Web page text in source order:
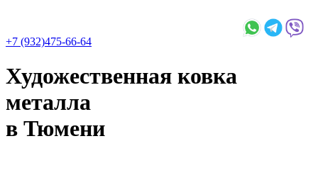
+7 (932)475-66-64
Художественная ковка
металла
в Тюмени